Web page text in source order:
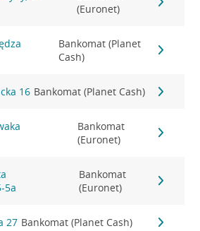
(Euronet)
Bankomat (Planet
Cash)
16 Bankomat (Planet Cash)
Bankomat
(Euronet)
5a
Bankomat
(Euronet)
27 Bankomat (Planet Cash)